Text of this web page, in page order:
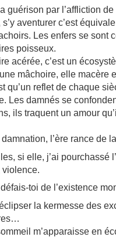
guérison par l’affliction
aventurer c’est
Les enfers se sont
poisseux.
acérée, c’est un
mâchoire, elle macère
qu’un reflet de chaque
Les damnés se
ils traquent un amour
damnation, l’ère rance de
si elle, j’ai pourchassé
violence.
toi de l’existence
la kermesse des
m’apparaisse en